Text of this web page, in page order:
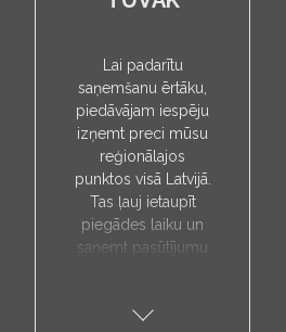
Lai padarītu
saņemšanu ērtāku,
piedāvājam iespēju
izņemt preci mūsu
reģionālajos
punktos visā Latvijā.
Tas ļauj ietaupīt
piegādes laiku un
saņemt pasūtījumu
saņemšanas punkti: